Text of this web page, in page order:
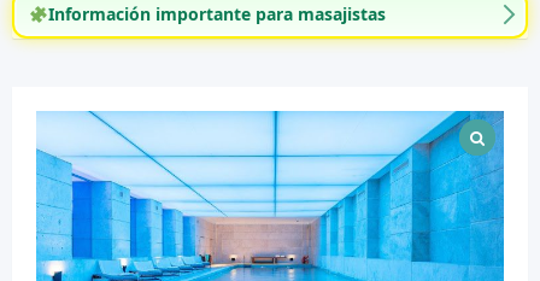
Información importante para masajistas